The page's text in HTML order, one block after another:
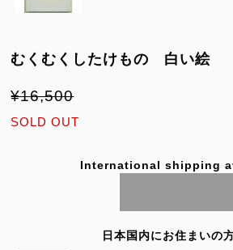
むくむくしたけもの 白い絵
¥16,500
SOLD OUT
International shipping
日本国内にお住まいの